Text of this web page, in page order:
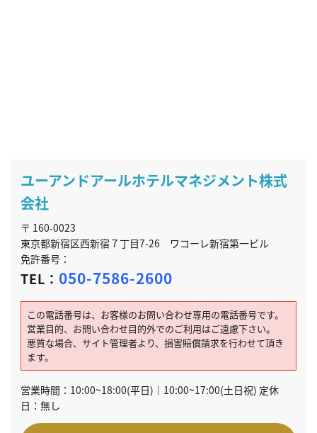
ユーアンドアールホテルマネジメント株式
会社
〒 160-0023
東京都新宿区西新宿７丁目7-26 ワコーレ新宿第一ビル
免許番号：
TEL： 050-7586-2600
この電話番号は、お客様のお問い合わせ専用の電話番号です。
営業目的、お問い合わせ目的外でのご利用はご遠慮下さい。
悪質な場合、サイト管理者より、損害賠償請求を行わせて頂き
ます。
営業時間：10:00~18:00(平日)｜10:00~17:00(土日祝) 定休
日：無し